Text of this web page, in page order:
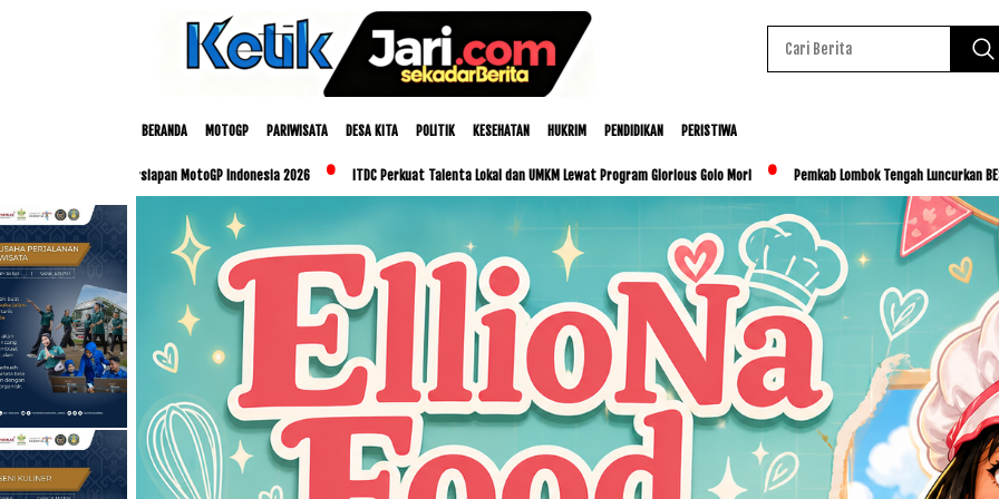
BERANDA MOTOGP PARIWISATA DESA KITA POLITIK KESEHATAN HUKRIM PENDIDIKAN PERISTIWA
MotoGP Indonesia 2026 ITDC Perkuat Talenta Lokal dan UMKM Lewat Program Glorious Golo Mori Pemkab Lombok Tengah Luncurkan BESTI, Libatkan Ribuan
Baca Juga : Bandara Lombok Siap Sambut